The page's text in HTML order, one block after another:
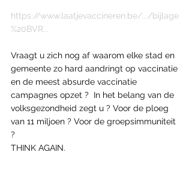
https://www.laatjevaccineren.be/.../bijlage
%20BVR...
Vraagt u zich nog af waarom elke stad en
gemeente zo hard aandringt op vaccinatie
en de meest absurde vaccinatie
campagnes opzet ?  In het belang van de
volksgezondheid zegt u ? Voor de ploeg
van 11 miljoen ? Voor de groepsimmuniteit
?
THINK AGAIN.